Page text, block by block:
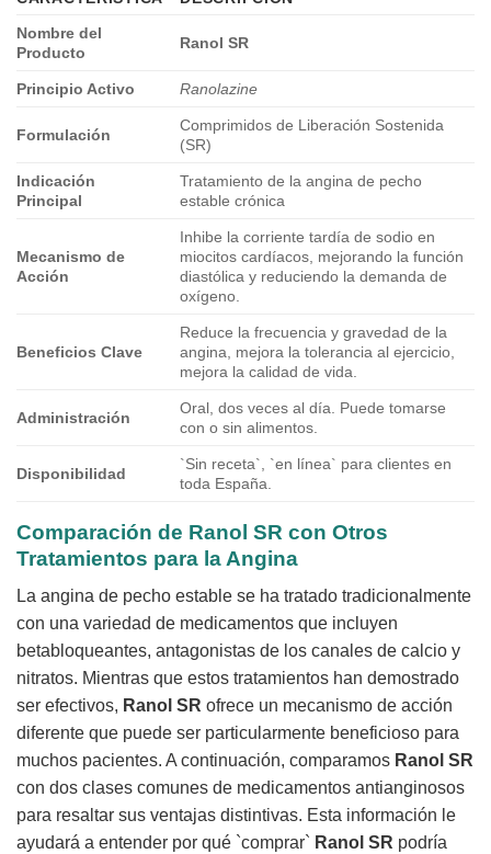
Nombre del
Producto
Ranol SR
Principio Activo Ranolazine
Formulación
Comprimidos de Liberación Sostenida
(SR)
Indicación
Principal
Tratamiento de la angina de pecho
estable crónica
Mecanismo de
Acción
Inhibe la corriente tardía de sodio en
miocitos cardíacos, mejorando la función
diastólica y reduciendo la demanda de
oxígeno.
Beneficios Clave
Reduce la frecuencia y gravedad de la
angina, mejora la tolerancia al ejercicio,
mejora la calidad de vida.
Administración
Oral, dos veces al día. Puede tomarse
con o sin alimentos.
Disponibilidad
`Sin receta`, `en línea` para clientes en
toda España.
Comparación de Ranol SR con Otros
Tratamientos para la Angina
La angina de pecho estable se ha tratado tradicionalmente
con una variedad de medicamentos que incluyen
betabloqueantes, antagonistas de los canales de calcio y
nitratos. Mientras que estos tratamientos han demostrado
ser efectivos, Ranol SR ofrece un mecanismo de acción
diferente que puede ser particularmente beneficioso para
muchos pacientes. A continuación, comparamos Ranol SR
con dos clases comunes de medicamentos antianginosos
para resaltar sus ventajas distintivas. Esta información le
ayudará a entender por qué `comprar` Ranol SR podría